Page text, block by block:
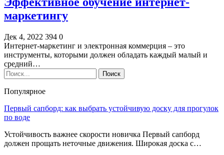
маркетингу
Дек 4, 2022 394 0
Интернет-маркетинг и электронная коммерция – это
инструменты, которыми должен обладать каждый малый и
средний…
Популярное
Первый сапборд: как выбрать устойчивую доску для прогулок
по воде
Устойчивость важнее скорости новичка Первый сапборд
должен прощать неточные движения. Широкая доска с…